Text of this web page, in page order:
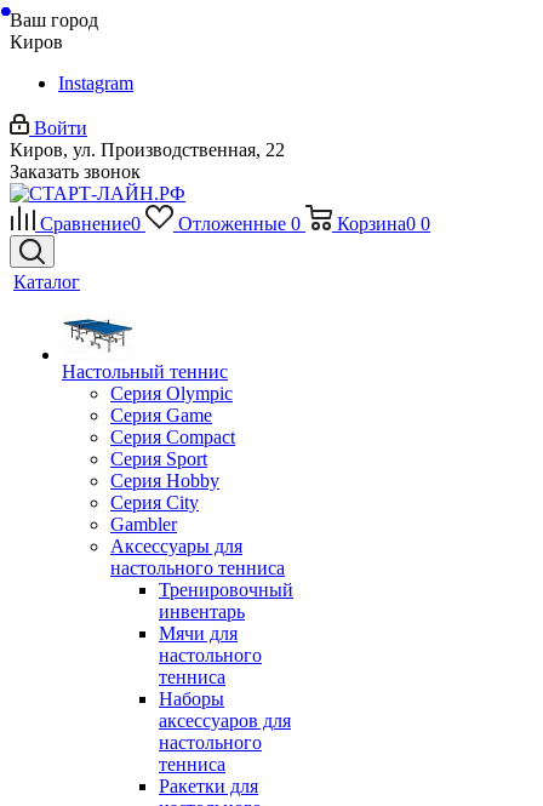
Ваш город
Киров
Instagram
Войти
Киров, ул. Производственная, 22
Заказать звонок
Сравнение0 Отложенные 0 Корзина0 0
Каталог
Настольный теннис
Серия Olympic
Серия Game
Серия Compact
Серия Sport
Серия Hobby
Серия City
Gambler
Аксессуары для
настольного тенниса
Тренировочный
инвентарь
Мячи для
настольного
тенниса
Наборы
аксессуаров для
настольного
тенниса
Ракетки для